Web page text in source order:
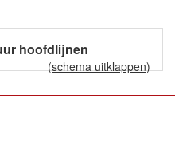
hoofdlijnen
(schema uitklappen)